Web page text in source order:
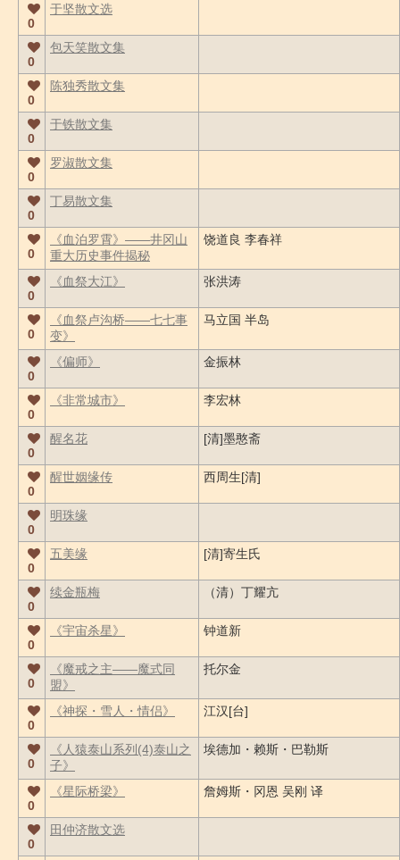
0
于坚散文选
0
包天笑散文集
0
陈独秀散文集
0
于铁散文集
0
罗淑散文集
0
丁易散文集
0
《血泊罗霄》――井冈山
重大历史事件揭秘
饶道良 李春祥
0
《血祭大江》 张洪涛
0
《血祭卢沟桥――七七事
变》
马立国 半岛
0
《偏师》 金振林
0
《非常城市》 李宏林
0
醒名花 [清]墨憨斋
0
醒世姻缘传 西周生[清]
0
明珠缘
0
五美缘 [清]寄生氏
0
续金瓶梅 （清）丁耀亢
0
《宇宙杀星》 钟道新
0
《魔戒之主――魔式同
盟》
托尔金
0
《神探・雪人・情侣》 江汉[台]
0
《人猿泰山系列(4)泰山之
子》
埃德加・赖斯・巴勒斯
0
《星际桥梁》 詹姆斯・冈恩 吴刚 译
0
田仲济散文选